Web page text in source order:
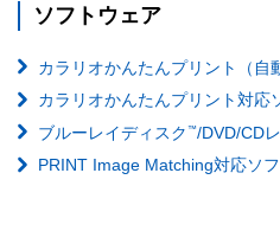
ソフトウェア
カラリオかんたんプリント（自
カラリオかんたんプリント対応
ブルーレイディスク ™/DVD/CD
PRINT Image Matching対応ソフ